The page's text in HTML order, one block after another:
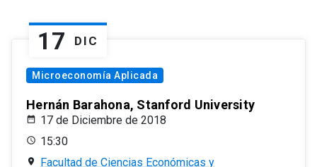
17 DIC
Microeconomía Aplicada
Hernán Barahona, Stanford University
17 de Diciembre de 2018
15:30
Facultad de Ciencias Económicas y